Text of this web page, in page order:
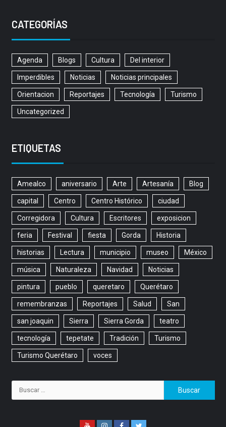
CATEGORÍAS
Agenda Blogs Cultura Del interior
Imperdibles Noticias Noticias principales
Orientacion Reportajes Tecnología Turismo
Uncategorized
ETIQUETAS
Amealco aniversario Arte Artesanía Blog
capital Centro Centro Histórico ciudad
Corregidora Cultura Escritores exposicion
feria Festival fiesta Gorda Historia
historias Lectura municipio museo México
música Naturaleza Navidad Noticias
pintura pueblo queretaro Querétaro
remembranzas Reportajes Salud San
san joaquin Sierra Sierra Gorda teatro
tecnología tepetate Tradición Turismo
Turismo Querétaro voces